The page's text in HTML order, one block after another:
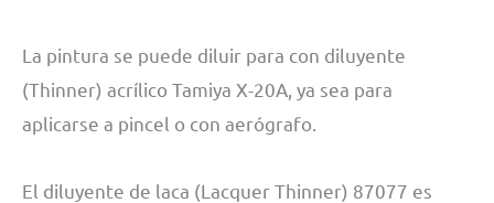
La pintura se puede diluir para con diluyente
(Thinner) acrílico Tamiya X-20A, ya sea para
aplicarse a pincel o con aerógrafo.
El diluyente de laca (Lacquer Thinner) 87077 es